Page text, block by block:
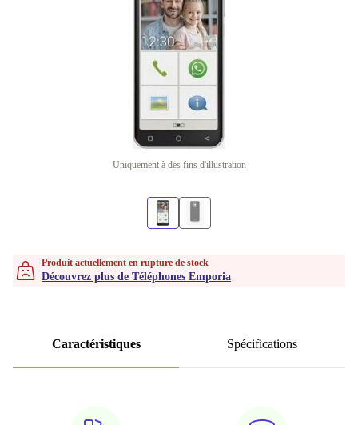
Uniquement à des fins d'illustration
Produit actuellement en rupture de stock
Découvrez plus de Téléphones Emporia
Caractéristiques Spécifications